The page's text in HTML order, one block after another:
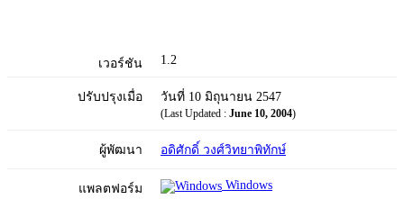
เวอร์ชัน 1.2
ปรับปรุงเมื่อ วันที่ 10 มิถุนายน 2547
(Last Updated : June 10, 2004)
ผู้พัฒนา อดิศักดิ์ วงศ์วิทยาพิทักษ์
แพลตฟอร์ม Windows